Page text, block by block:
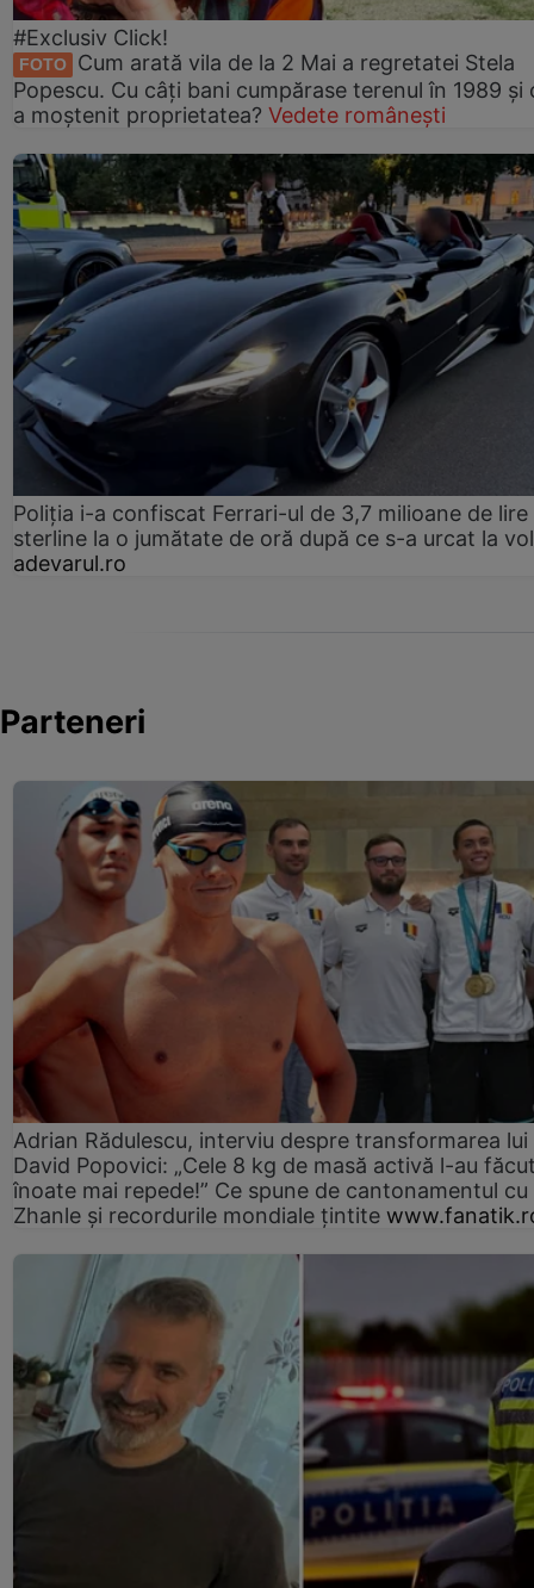
#Exclusiv Click!
FOTO
Cum arată vila de la 2 Mai a regretatei Stela
Popescu. Cu câți bani cumpărase terenul în 1989 și
a moștenit proprietatea? Vedete românești
Poliția i-a confiscat Ferrari-ul de 3,7 milioane de lire
sterline la o jumătate de oră după ce s-a urcat la
adevarul.ro
Parteneri
Adrian Rădulescu, interviu despre transformarea lui
David Popovici: „Cele 8 kg de masă activă l-au
înoate mai repede!” Ce spune de cantonamentul cu
Zhanle şi recordurile mondiale ţintite